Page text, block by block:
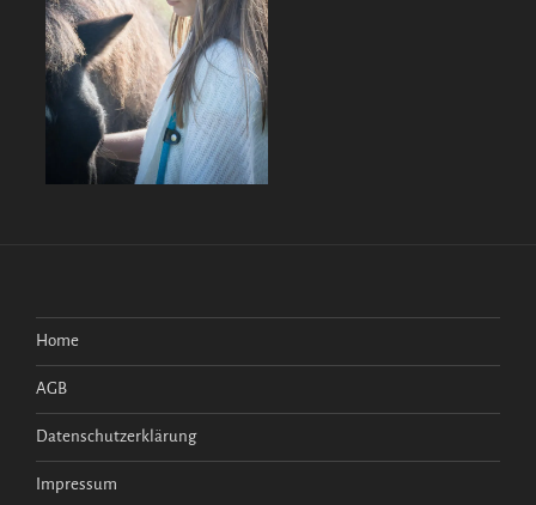
Home
AGB
Datenschutzerklärung
Impressum